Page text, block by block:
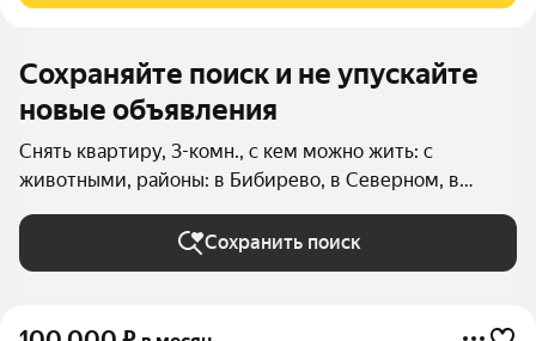
Сохраняйте поиск и не упускайте
новые объявления
Снять квартиру, 3-комн., с кем можно жить: с
животными, районы: в Бибирево, в Северном, в
Алтуфьевском районе, в Бутырском районе, в
Отрадном, в Северном Медведково, в Южном
Медведково (Северо-Восточный округ), в
Сохранить поиск